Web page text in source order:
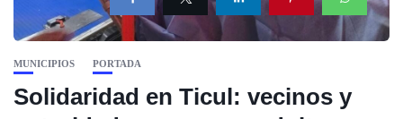
MUNICIPIOS PORTADA
Solidaridad en Ticul: vecinos y